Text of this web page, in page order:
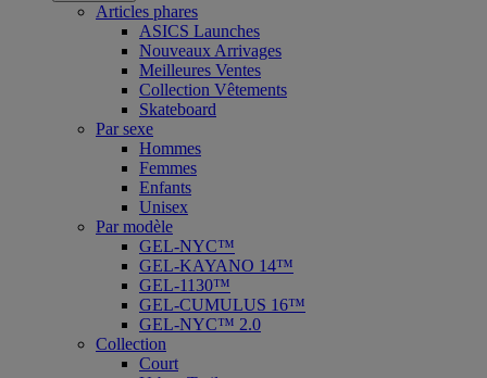
Articles phares
ASICS Launches
Nouveaux Arrivages
Meilleures Ventes
Collection Vêtements
Skateboard
Par sexe
Hommes
Femmes
Enfants
Unisex
Par modèle
GEL-NYC™
GEL-KAYANO 14™
GEL-1130™
GEL-CUMULUS 16™
GEL-NYC™ 2.0
Collection
Court